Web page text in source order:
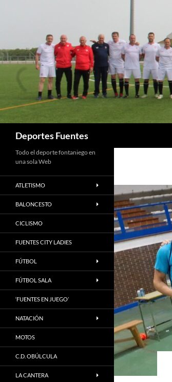
Deportes Fuentes
Todo el deporte fontaniego en
una sola Web
ATLETISMO
BALONCESTO
CICLISMO
FUENTES CITY LADIES
FÚTBOL
FÚTBOL SALA
‘FUENTES EN JUEGO’
NATACIÓN
MOTOS
C.D. OBÚLCULA
LA CANTERA